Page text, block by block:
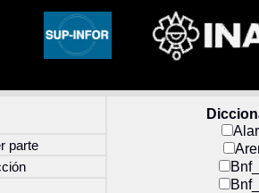
parte